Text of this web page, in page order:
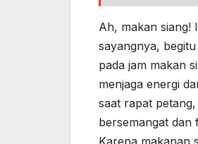
Ah, makan siang!
sayangnya,
pada jam makan
menjaga energi
saat rapat
bersemangat dan